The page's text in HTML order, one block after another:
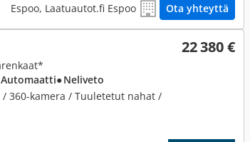
Espoo, Laatuautot.fi Espoo Ota yhteyttä
22 380 €
Automaatti● Neliveto
360-kamera / Tuuletetut nahat /